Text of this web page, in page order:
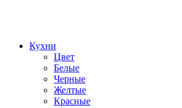
Кухни
Цвет
Белые
Черные
Желтые
Красные